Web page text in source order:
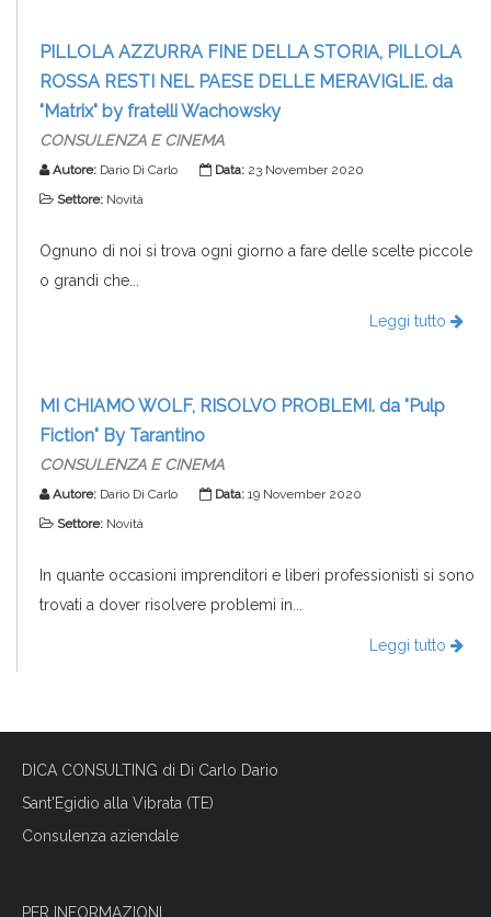
PILLOLA AZZURRA FINE DELLA STORIA, PILLOLA
ROSSA RESTI NEL PAESE DELLE MERAVIGLIE. da
"Matrix" by fratelli Wachowsky
CONSULENZA E CINEMA
Autore: Dario Di Carlo Data: 23 November 2020
Settore: Novità
Ognuno di noi si trova ogni giorno a fare delle scelte piccole
o grandi che...
Leggi tutto
MI CHIAMO WOLF, RISOLVO PROBLEMI. da "Pulp
Fiction" By Tarantino
CONSULENZA E CINEMA
Autore: Dario Di Carlo Data: 19 November 2020
Settore: Novità
In quante occasioni imprenditori e liberi professionisti si sono
trovati a dover risolvere problemi in...
Leggi tutto
DICA CONSULTING di Di Carlo Dario
Sant'Egidio alla Vibrata (TE)
Consulenza aziendale
PER INFORMAZIONI